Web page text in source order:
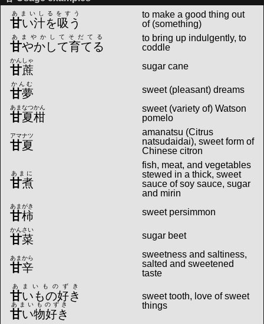
甘い汁を吸う
あまいしるをすう
to make a good thing out
of (something)
甘やかして育てる
あまやかしてそだてる
to bring up indulgently, to
coddle
甘蔗
かんしゃ
sugar cane
甘夢
かんむ
sweet (pleasant) dreams
甘夏柑
あまなつかん
sweet (variety of) Watson
pomelo
甘夏
アマナツ
amanatsu (Citrus
natsudaidai), sweet form of
Chinese citron
甘煮
あまに
fish, meat, and vegetables
stewed in a thick, sweet
sauce of soy sauce, sugar
and mirin
甘柿
あまがき
sweet persimmon
甘菜
かんさい
sugar beet
甘辛
あまから
sweetness and saltiness,
salted and sweetened
taste
甘いもの好き
あまいものずき
甘い物好き
あまいものずき
sweet tooth, love of sweet
things